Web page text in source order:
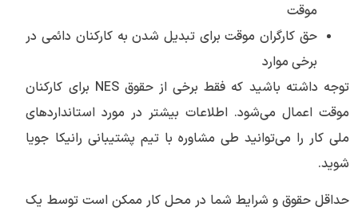
موقت
حق کارگران موقت برای تبدیل شدن به کارکنان دائمی در
برخی موارد
توجه داشته باشید که فقط برخی از حقوق NES برای کارکنان
موقت اعمال می‌شود. اطلاعات بیشتر در مورد استانداردهای
ملی کار را می‌توانید طی مشاوره با تیم پشتیبانی رانیکا جویا
شوید.
حداقل حقوق و شرایط شما در محل کار ممکن است توسط یک